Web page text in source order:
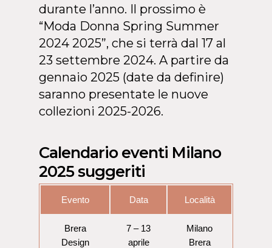
durante l’anno. Il prossimo è
“Moda Donna Spring Summer
2024 2025”, che si terrà dal 17 al
23 settembre 2024. A partire da
gennaio 2025 (date da definire)
saranno presentate le nuove
collezioni 2025-2026.
Calendario eventi Milano
2025 suggeriti
Evento Data Località
Brera
Design
7 – 13
aprile
Milano
Brera